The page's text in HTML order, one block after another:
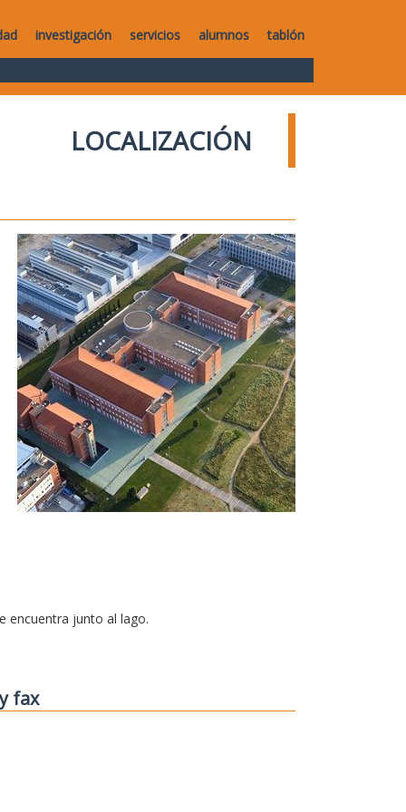
investigación servicios alumnos tablón
LOCALIZACIÓN
encuentra junto al lago.
fax